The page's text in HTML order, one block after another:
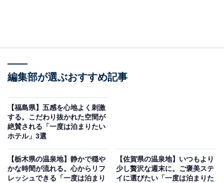
はわい温泉 民宿鯉の湯（画像：「はわい温泉 民宿鯉の湯」公式Webサイト
より）
編集部が選ぶおすすめ記事
【福島県】五感を心地よく刺激
する。こだわり抜かれた空間が
絶賛される「一度は泊まりたい
ホテル」3選
【栃木県の温泉地】静かで穏や
かな時間が流れる。心からリフ
レッシュできる「一度は泊まり
【佐賀県の温泉地】いつもより
少し贅沢な週末に。ご褒美ステ
イに選びたい「一度は泊まりた